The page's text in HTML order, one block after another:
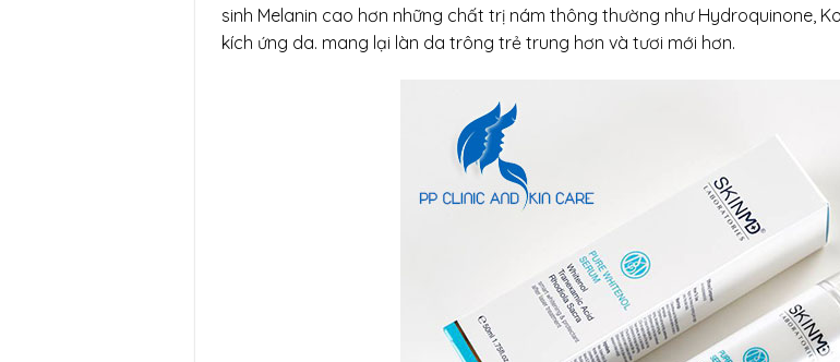
sinh Melanin cao hơn những chất trị nám thông thường như Hydroquinone,
kích ứng da. mang lại làn da trông trẻ trung hơn và tươi mới hơn.